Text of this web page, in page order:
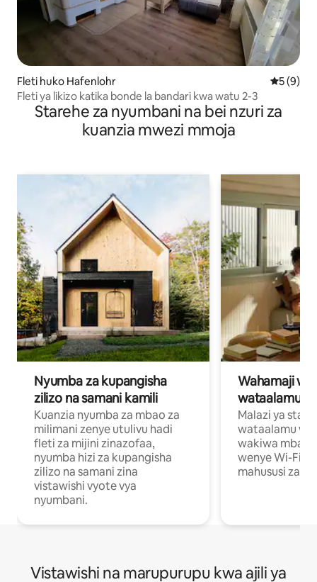
Fleti huko Hafenlohr
5 (9)
Fleti ya likizo katika bonde la bandari kwa watu 2-3
Starehe za nyumbani na bei nzuri za
kuanzia mwezi mmoja
Nyumba za kupangisha
zilizo na samani kamili
Kuanzia nyumba za mbao za
milimani zenye utulivu hadi
fleti za mijini zinazofaa,
nyumba hizi za kupangisha
zilizo na samani zina
vistawishi vyote vya
nyumbani.
Wahamaji
wataalamu
Malazi ya
wataalamu
wakiwa mbali
wenye Wi-Fi
mahususi za
Vistawishi na marupurupu kwa ajili ya